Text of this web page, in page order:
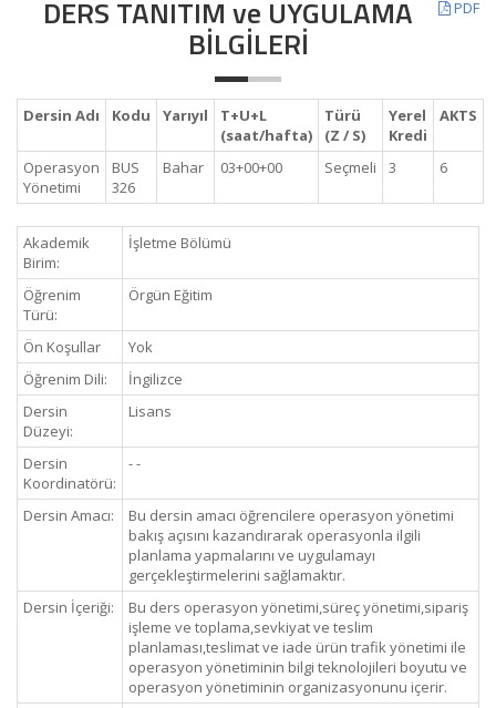
PDF
DERS TANITIM ve UYGULAMA
BİLGİLERİ
Dersin Adı Kodu Yarıyıl
T+U+L
(saat/hafta)
Türü
(Z / S)
Yerel
Kredi
AKTS
Operasyon
Yönetimi
BUS
326
Bahar 03+00+00 Seçmeli 3 6
Akademik
Birim:
İşletme Bölümü
Öğrenim
Türü:
Örgün Eğitim
Ön Koşullar
Yok
Öğrenim Dili:
İngilizce
Dersin
Düzeyi:
Lisans
Dersin
Koordinatörü:
- -
Dersin Amacı:
Bu dersin amacı öğrencilere operasyon yönetimi
bakış açısını kazandırarak operasyonla ilgili
planlama yapmalarını ve uygulamayı
gerçekleştirmelerini sağlamaktır.
Dersin İçeriği:
Bu ders operasyon yönetimi,süreç yönetimi,sipariş
işleme ve toplama,sevkiyat ve teslim
planlaması,teslimat ve iade ürün trafik yönetimi ile
operasyon yönetiminin bilgi teknolojileri boyutu ve
operasyon yönetiminin organizasyonunu içerir.